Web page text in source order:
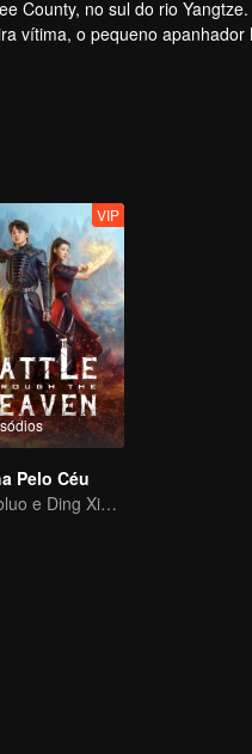
County, no sul do rio Yangtze.
vítima, o pequeno apanhador
se aprofundava, pessoas de
VIP
Pelo Céu
He Luoluo e Ding Xiaoying retornam com determinação ardente